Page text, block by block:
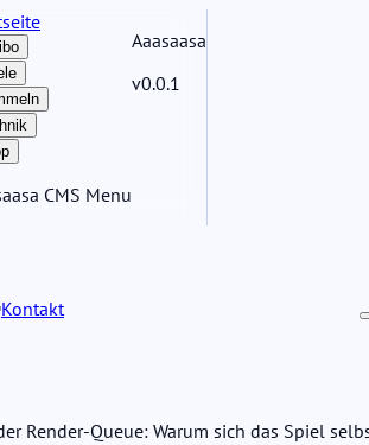
CMS Menu
Aaasaasa
v0.0.1
Kontakt
Render-Queue: Warum sich das Spiel